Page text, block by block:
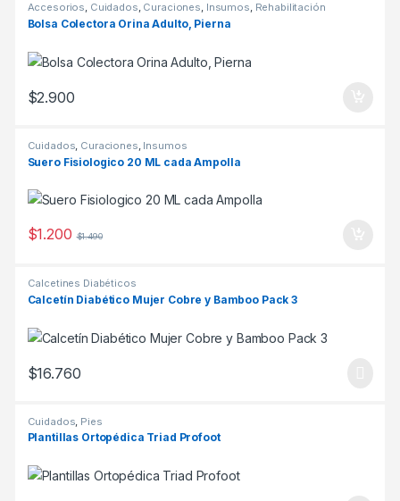
Accesorios, Cuidados, Curaciones, Insumos, Rehabilitación
Bolsa Colectora Orina Adulto, Pierna
$2.900
Cuidados Curaciones Insumos
Suero Fisiologico 20 ML cada Ampolla
$1.200 $1.490
Calcetines Diabéticos
Calcetín Diabético Mujer Cobre y Bamboo Pack 3
$16.760
Cuidados Pies
Plantillas Ortopédica Triad Profoot